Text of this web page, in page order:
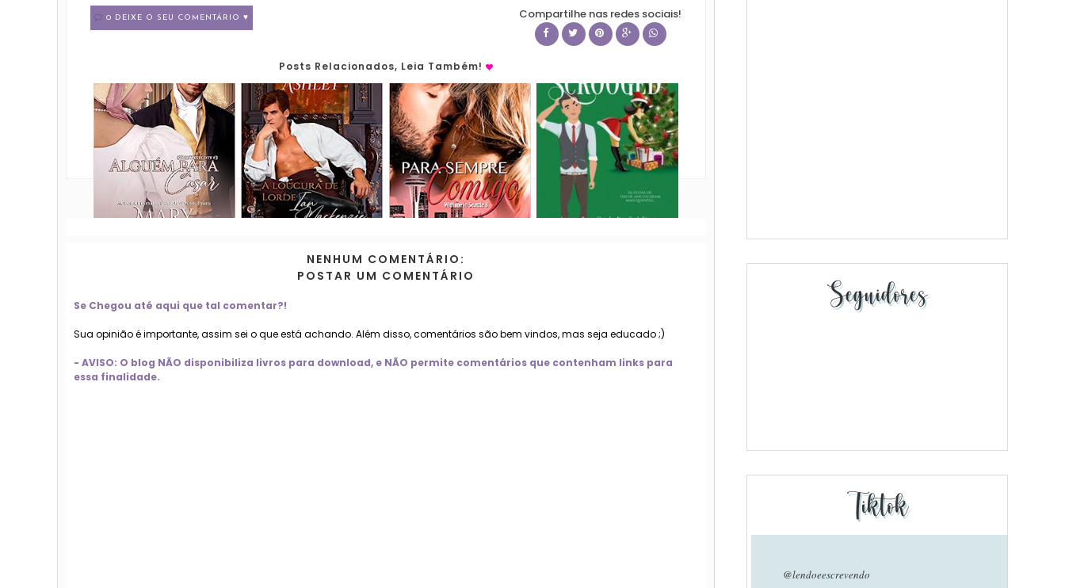
0 DEIXE O SEU COMENTÁRIO ♥ Compartilhe nas redes sociais!
Posts Relacionados, Leia Também!
NENHUM COMENTÁRIO:
POSTAR UM COMENTÁRIO
Se Chegou até aqui que tal comentar?!
Sua opinião é importante, assim sei o que está achando. Além disso, comentários são bem vindos, mas seja educado ;)
- AVISO: O blog NÃO disponibiliza livros para download, e NÃO permite comentários que contenham links para
essa finalidade.
Seguidores
Tiktok
@lendoeescrevendo